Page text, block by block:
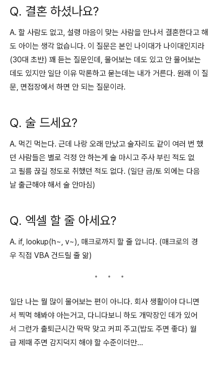
Q. 결혼 하셨나요?
A. 할 사람도 없고, 설령 마음이 맞는 사람을 만나서 결혼한다고 해
도 아이는 생각 없습니다. 이 질문은 본인 나이대가 나이대인지라
(30대 초반) 꽤 듣는 질문인데, 물어보는 데도 있고 안 물어보는
데도 있지만 일단 이유 막론하고 묻는데는 내가 거른다. 원래 이 질
문, 면접장에서 하면 안 되는 질문이라.
Q. 술 드세요?
A. 먹긴 먹는다. 근데 나랑 오래 만났고 술자리도 같이 여러 번 했
던 사람들은 별로 걱정 안 하는게 술 마시고 주사 부린 적도 없
고 필름 끊길 정도로 취했던 적도 없다. (일단 금/토 외에는 다음
날 출근해야 해서 술 안마심)
Q. 엑셀 할 줄 아세요?
A. if, lookup(h~, v~), 매크로까지 할 줄 압니다. (매크로의 경
우 직접 VBA 건드릴 줄 앎)
일단 나는 뭘 많이 물어보는 편이 아니다. 회사 생활이야 다니면
서 찍먹 해봐야 아는거고, 다니다보니 하도 개막장인 데가 있어
서 그런가 출퇴근시간 딱딱 맞고 커피 주고(밥도 주면 좋다) 월
급 제때 주면 감지덕지 해야 할 수준이더만...